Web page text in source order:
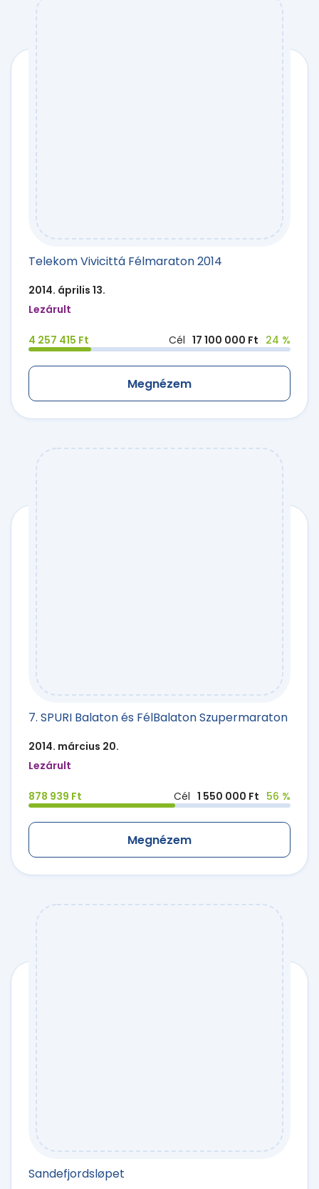
Telekom Vivicittá Félmaraton 2014
2014. április 13.
Lezárult
4 257 415 Ft Cél 17 100 000 Ft 24 %
Megnézem
7. SPURI Balaton és FélBalaton Szupermaraton
2014. március 20.
Lezárult
878 939 Ft Cél 1 550 000 Ft 56 %
Megnézem
Sandefjordsløpet